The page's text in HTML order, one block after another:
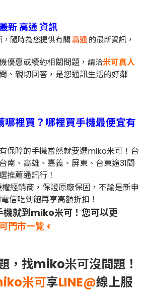
新 高通 資訊
隨時為您提供有關高通的最新資訊，
優惠或續約相關問題， 請洽米可真人
、親切回答，是您通訊生活的好鄰
哪裡買？哪裡買手機最便宜有
保障的手機當然就要選miko米可！台
南、高雄、嘉義、屏東、台東逾31間
推薦通訊行！
經銷商，保證原廠保固，不論是新申
信吃到飽再享高額折扣！
就到miko米可！您可以更
門市一覽 <
，找miko米可沒問題！
米可享LINE@線上服